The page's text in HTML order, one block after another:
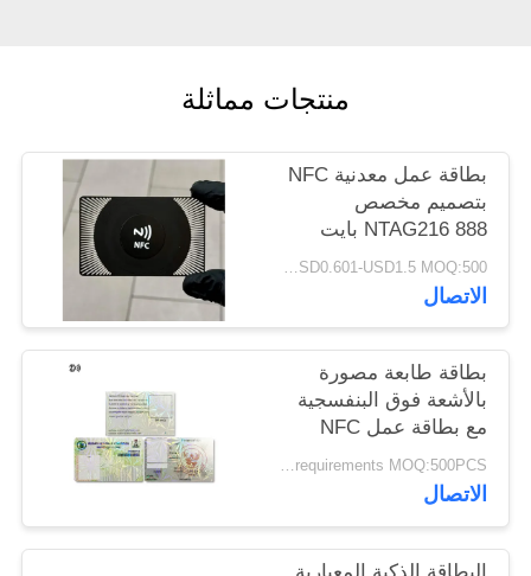
POLICY
منتجات مماثلة
بطاقة عمل معدنية NFC
بتصميم مخصص
NTAG216 888 بايت
13.56 ميجاهرتز RFID
بطاقة زيارة معدنية من
الفولاذ المقاوم للصدأ
USD0.601-USD1.5 MOQ:500 قطعة
الاتصال
بطاقة طابعة مصورة
بالأشعة فوق البنفسجية
مع بطاقة عمل NFC
NTAG213 NTAG215
NTAG216
according to customer's requirements MOQ:500PCS
الاتصال
البطاقة الذكية المعيارية